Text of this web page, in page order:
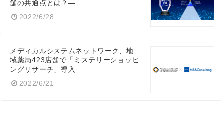
舗の共通点とは？―
2022/6/28
メディカルシステムネットワーク、地
域薬局423店舗で「ミステリーショッピ
ングリサーチ」導入
2022/6/21